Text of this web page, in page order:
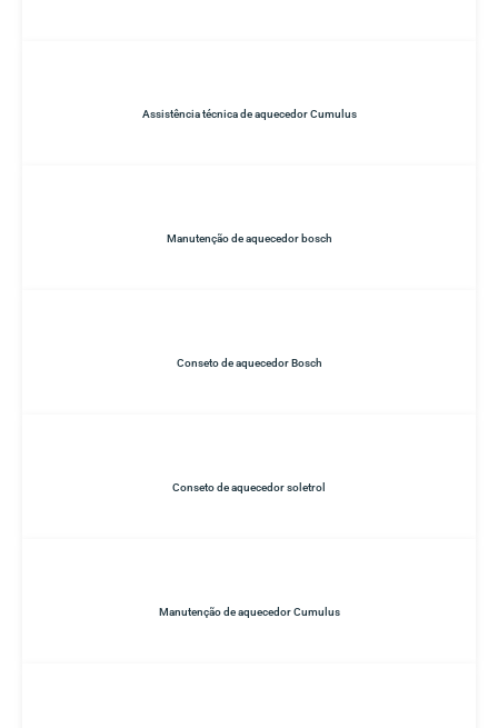
Assistência técnica de aquecedor Cumulus
Manutenção de aquecedor bosch
Conseto de aquecedor Bosch
Conseto de aquecedor soletrol
Manutenção de aquecedor Cumulus